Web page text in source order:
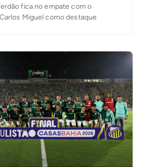
fica no empate com o
Miguel como destaque